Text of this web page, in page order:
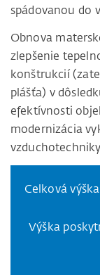
spádovanou do
Obnova
zlepšenie
konštrukcií
plášťa) v
efektívnosti
modernizácia
Celková
Výška